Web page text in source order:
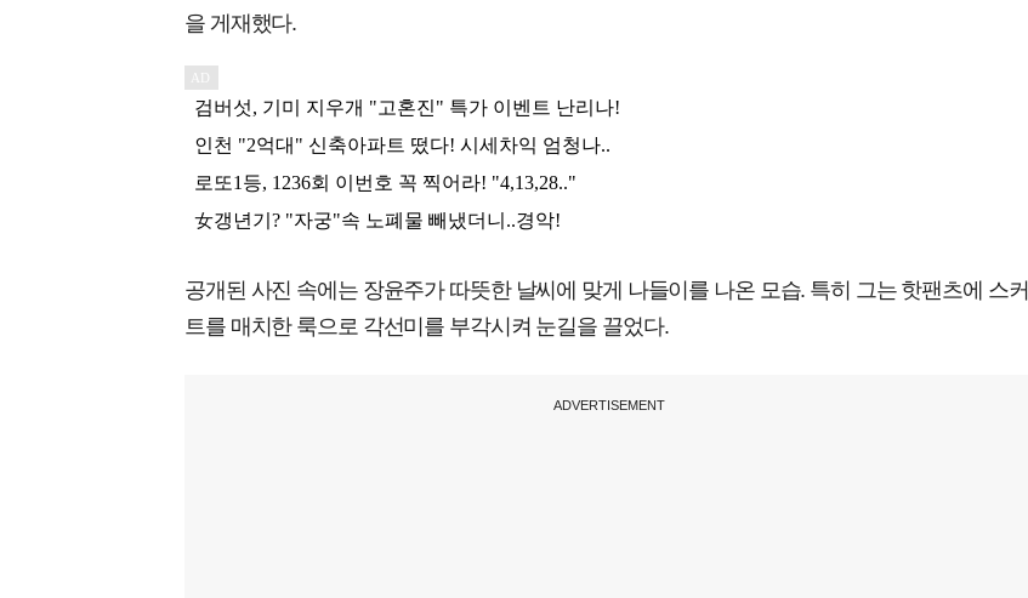
을 게재했다.
공개된 사진 속에는 장윤주가 따뜻한 날씨에 맞게 나들이를 나온 모습. 특히 그는 핫팬츠에 스커
트를 매치한 룩으로 각선미를 부각시켜 눈길을 끌었다.
ADVERTISEMENT